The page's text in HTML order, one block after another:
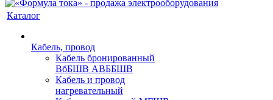
Каталог
Кабель, провод
Кабель бронированный
ВбБШВ АВББШВ
Кабель и провод
нагревательный